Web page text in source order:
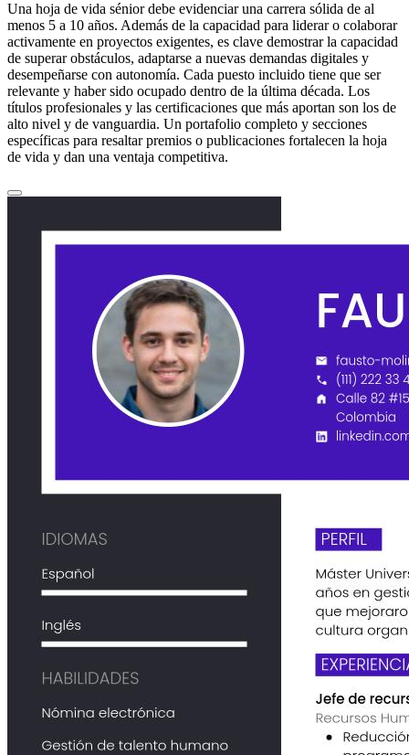
Una hoja de vida sénior debe evidenciar una carrera sólida de al
menos 5 a 10 años. Además de la capacidad para liderar o colaborar
activamente en proyectos exigentes, es clave demostrar la capacidad
de superar obstáculos, adaptarse a nuevas demandas digitales y
desempeñarse con autonomía. Cada puesto incluido tiene que ser
relevante y haber sido ocupado dentro de la última década. Los
títulos profesionales y las certificaciones que más aportan son los de
alto nivel y de vanguardia. Un portafolio completo y secciones
específicas para resaltar premios o publicaciones fortalecen la hoja
de vida y dan una ventaja competitiva.